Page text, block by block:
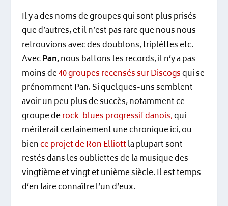
Il y a des noms de groupes qui sont plus prisés
que d’autres, et il n’est pas rare que nous nous
retrouvions avec des doublons, tripléttes etc.
AvecPan,nous battons les records, il n’y a pas
moins de40 groupes recensés sur Discogsqui se
prénomment Pan. Si quelques-uns semblent
avoir un peu plus de succès, notamment ce
groupe derock-blues progressif danois,qui
mériterait certainement une chronique ici, ou
bience projet de Ron Elliottla plupart sont
restés dans les oubliettes de la musique des
vingtième et vingt et unième siècle. Il est temps
d’en faire connaître l’un d’eux.